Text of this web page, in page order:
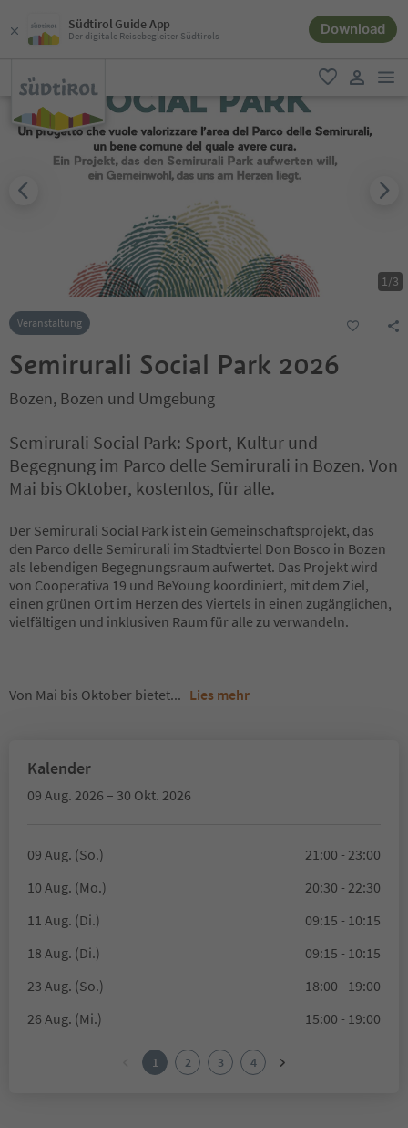
Südtirol Guide App
Der digitale Reisebegleiter Südtirols Download
favorit
1/3
Veranstaltung
Semirurali Social Park 2026
Bozen, Bozen und Umgebung
Semirurali Social Park: Sport, Kultur und
Begegnung im Parco delle Semirurali in Bozen. Von
Mai bis Oktober, kostenlos, für alle.
Der Semirurali Social Park ist ein Gemeinschaftsprojekt, das
den Parco delle Semirurali im Stadtviertel Don Bosco in Bozen
als lebendigen Begegnungsraum aufwertet. Das Projekt wird
von Cooperativa 19 und BeYoung koordiniert, mit dem Ziel,
einen grünen Ort im Herzen des Viertels in einen zugänglichen,
vielfältigen und inklusiven Raum für alle zu verwandeln.
Von Mai bis Oktober bietet... Lies mehr
Kalender
09 Aug. 2026 – 30 Okt. 2026
09 Aug. (So.)
21:00 - 23:00
10 Aug. (Mo.)
20:30 - 22:30
11 Aug. (Di.)
09:15 - 10:15
18 Aug. (Di.)
09:15 - 10:15
23 Aug. (So.)
18:00 - 19:00
26 Aug. (Mi.)
15:00 - 19:00
1 2 3 4